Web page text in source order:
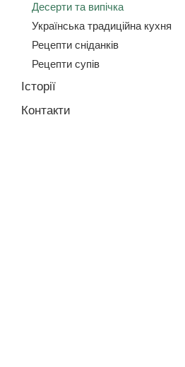
Десерти та випічка
Українська традиційна кухня
Рецепти сніданків
Рецепти супів
Історії
Контакти